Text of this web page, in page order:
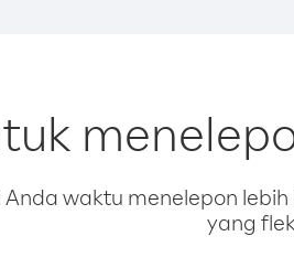
waktu menelepon
yang